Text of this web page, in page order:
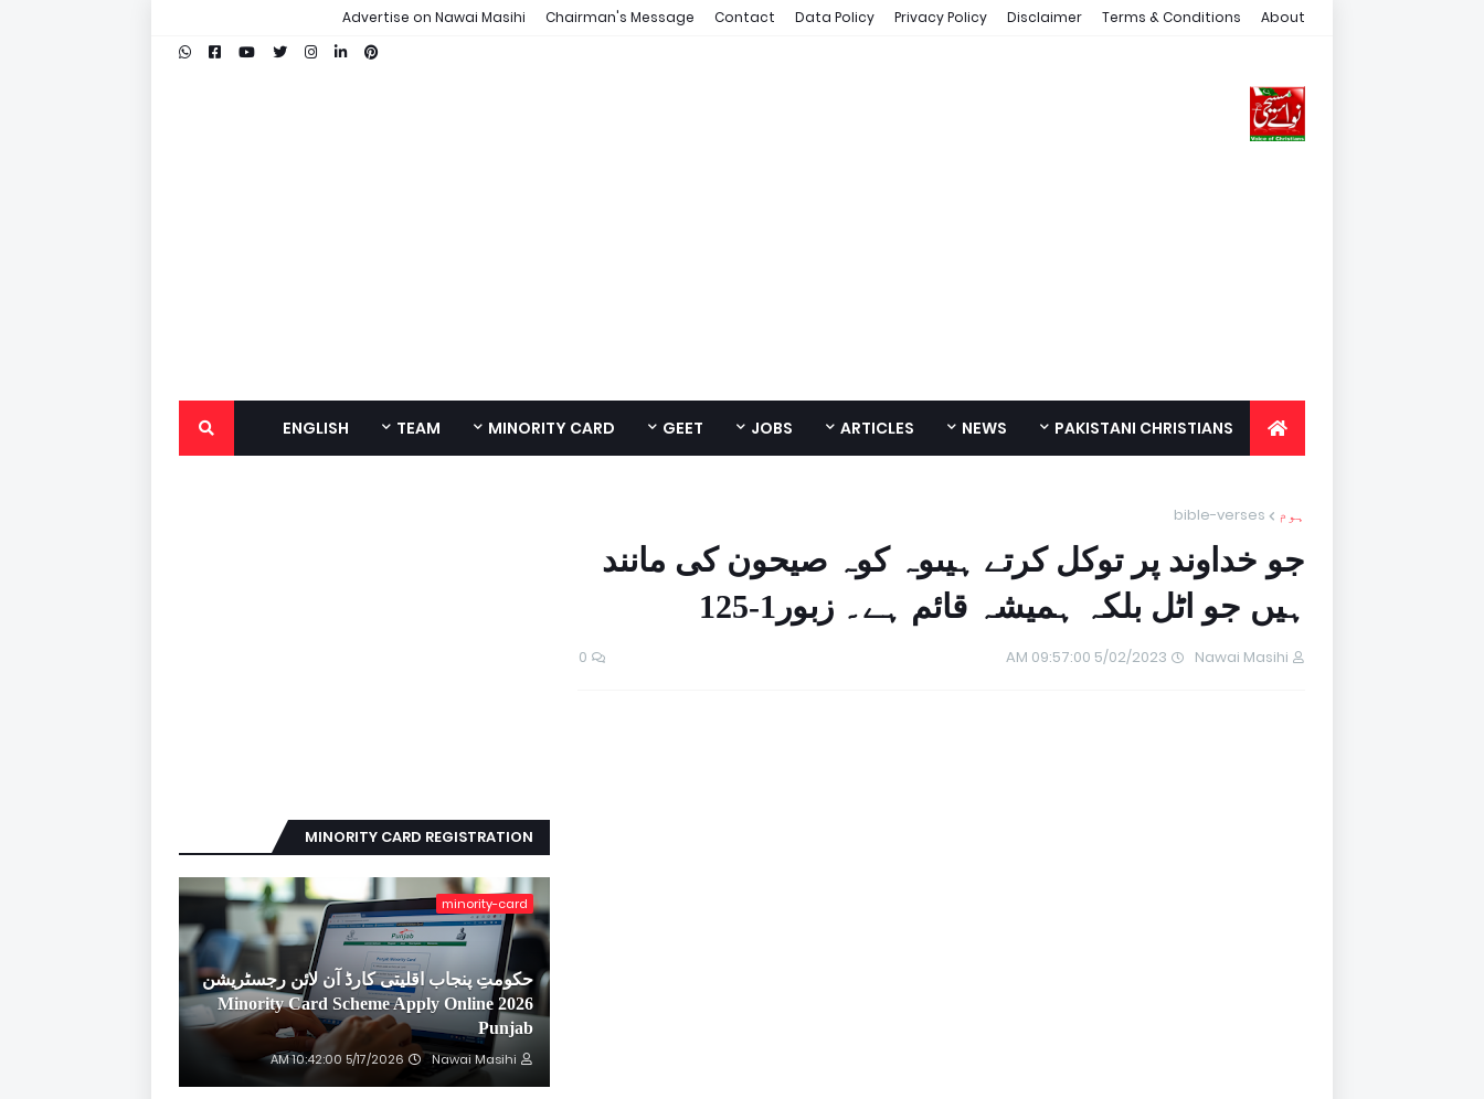
About
Terms & Conditions
Disclaimer
Privacy Policy
Data Policy
Contact
Chairman's Message
Advertise on Nawai Masihi
PAKISTANI CHRISTIANS
NEWS
ARTICLES
JOBS
GEET
MINORITY CARD
TEAM
ENGLISH
ہوم bible-verses
جو خداوند پر توکل کرتے ہیںوہ کوہ صیحون کی مانند
ہیں جو اٹل بلکہ ہمیشہ قائم ہے۔ زبور1-125
Nawai Masihi
5/02/2023 09:57:00 AM
0
MINORITY CARD REGISTRATION
minority-card
حکومتِ پنجاب اقلیتی کارڈ آن لائن رجسٹریشن
2026 Minority Card Scheme Apply Online
Punjab
Nawai Masihi
5/17/2026 10:42:00 AM